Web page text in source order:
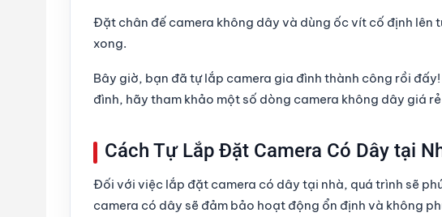
Đặt chân đế camera không dây và dùng ốc vít cố định lên
xong.
Bây giờ, bạn đã tự lắp camera gia đình thành công rồi
đình, hãy tham khảo một số dòng camera không dây giá
Cách Tự Lắp Đặt Camera Có Dây tại
Đối với việc lắp đặt camera có dây tại nhà, quá trình sẽ
camera có dây sẽ đảm bảo hoạt động ổn định và không